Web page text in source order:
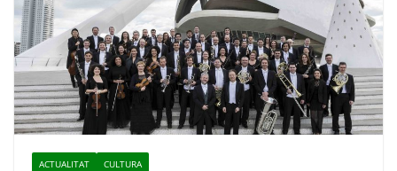
ACTUALITAT CULTURA